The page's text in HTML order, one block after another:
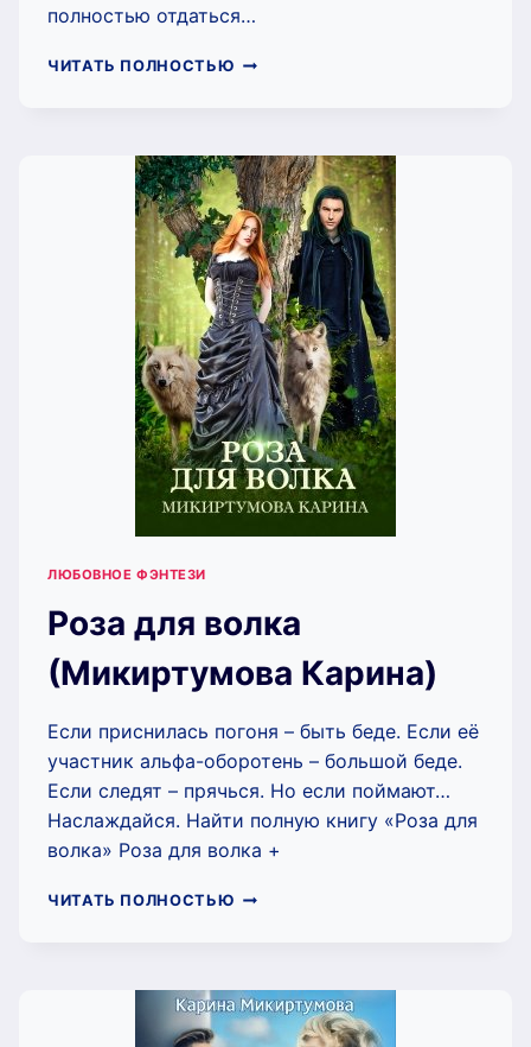
полностью отдаться…
ЧИТАТЬ ПОЛНОСТЬЮ ОТЧАЯННЫЕ
ЛЮБОВНОЕ ФЭНТЕЗИ
Роза для волка
(Микиртумова Карина)
Если приснилась погоня – быть беде. Если её
участник альфа-оборотень – большой беде.
Если следят – прячься. Но если поймают…
Наслаждайся. Найти полную книгу «Роза для
волка» Роза для волка +
ЧИТАТЬ ПОЛНОСТЬЮ РОЗА
КАРИНА)